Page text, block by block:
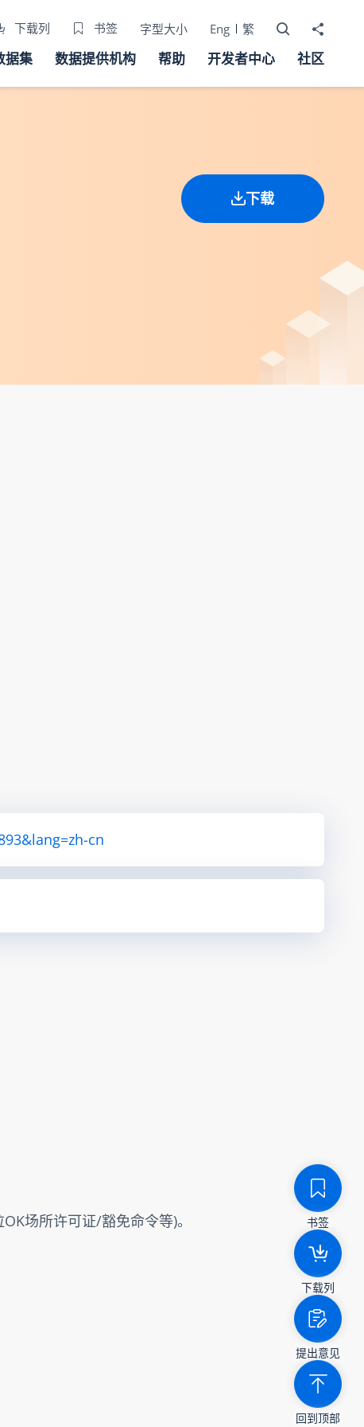
下载列 书签 字型大小 Eng 繁 打开搜寻器
分享至
据集 数据提供机构 帮助 开发者中心 社区
下载
cn
场所许可证/豁免命令等)。 书签
下载列
提出意见
回到顶部